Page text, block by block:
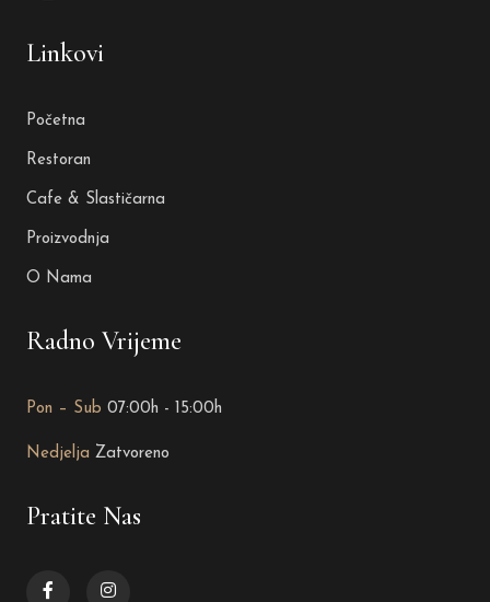
Linkovi
Početna
Restoran
Cafe & Slastičarna
Proizvodnja
O Nama
Radno Vrijeme
Pon – Sub 07:00h - 15:00h
Nedjelja Zatvoreno
Pratite Nas